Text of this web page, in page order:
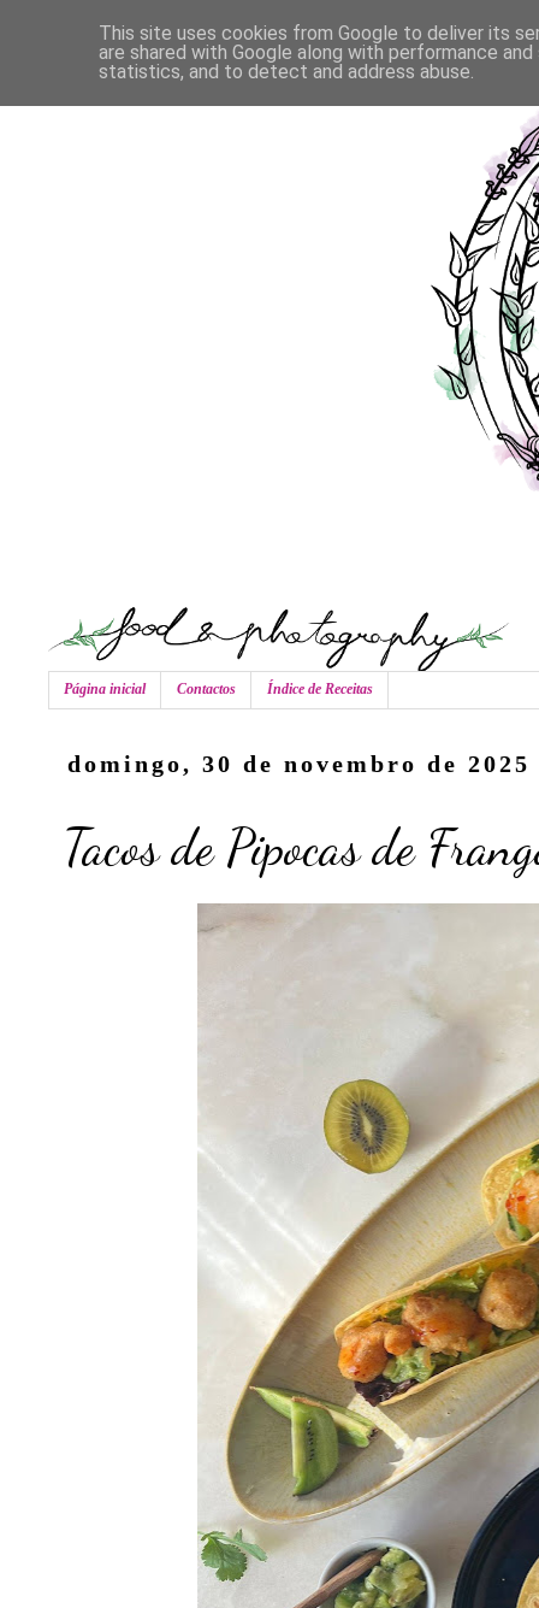
Página inicial Contactos Índice de Receitas
domingo, 30 de novembro de 2025
Tacos de Pipocas de
This site uses cookies from Google to deliver its
are shared with Google along with performance
statistics, and to detect and address abuse.